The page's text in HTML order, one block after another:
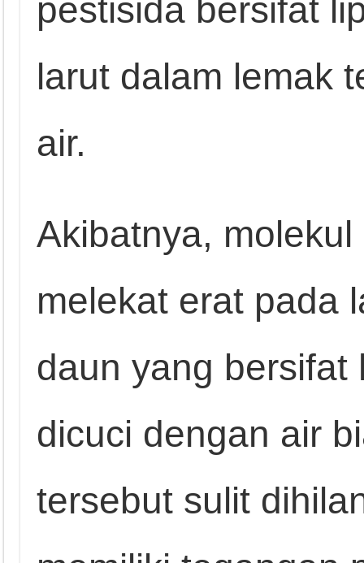
pestisida bersifat
larut dalam lemak
air.
Akibatnya,
melekat erat pada
daun yang bersifat
dicuci dengan air
tersebut sulit